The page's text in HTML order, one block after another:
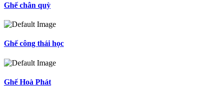
Ghế chân quỳ
Ghế công thái học
Ghế Hoà Phát